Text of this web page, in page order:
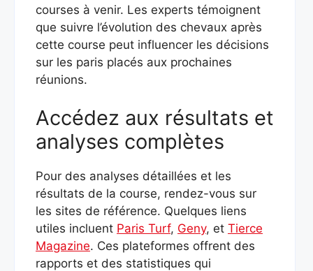
courses à venir. Les experts témoignent
que suivre l’évolution des chevaux après
cette course peut influencer les décisions
sur les paris placés aux prochaines
réunions.
Accédez aux résultats et
analyses complètes
Pour des analyses détaillées et les
résultats de la course, rendez-vous sur
les sites de référence. Quelques liens
utiles incluent Paris Turf, Geny, et Tierce
Magazine. Ces plateformes offrent des
rapports et des statistiques qui